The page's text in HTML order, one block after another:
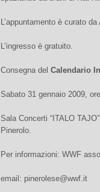
L’appuntamento è curato
L’ingresso è gratuito.
Consegna del Calendario
Sabato 31 gennaio 2009,
Sala Concerti “ITALO
Pinerolo.
Per informazioni: WWF
email: pinerolese@wwf.it